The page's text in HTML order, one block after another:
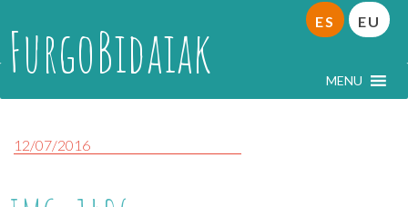
FurgoBidaiak MENU
ES EU
12/07/2016